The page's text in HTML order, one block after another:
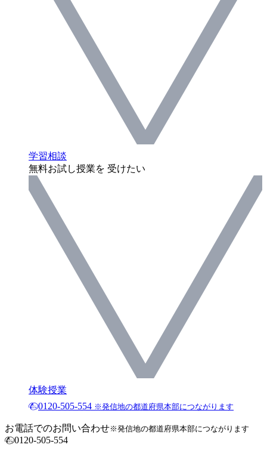
学習相談
無料お試し授業を 受けたい
体験授業
0120-505-554 ※発信地の都道府県本部につながります
お電話でのお問い合わせ※発信地の都道府県本部につながります
0120-505-554